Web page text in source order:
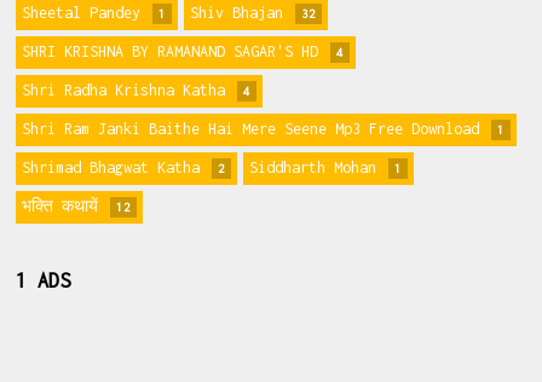
Sheetal Pandey 1 Shiv Bhajan 32
SHRI KRISHNA BY RAMANAND SAGAR'S HD 4
Shri Radha Krishna Katha 4
Shri Ram Janki Baithe Hai Mere Seene Mp3 Free Download 1
Shrimad Bhagwat Katha 2 Siddharth Mohan 1
भक्ति कथायें 12
1 ADS